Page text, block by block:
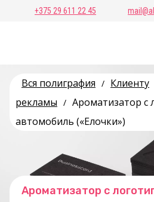
+375 29 611 22 45
Вся полиграфия / Клиенту
рекламы / Ароматизатор с
автомобиль («Елочки»)
Ароматизатор с